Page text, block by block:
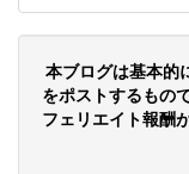
ゲ
ー
シ
本ブログは基本的
をポストするもの
フェリエイト報酬